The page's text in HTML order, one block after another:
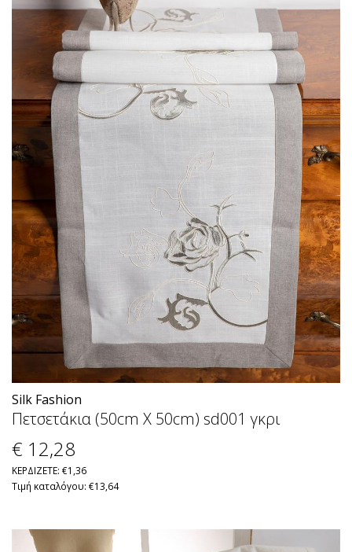
Silk Fashion
Πετσετάκια (50cm X 50cm) sd001 γκρι
€ 12,28
ΚΕΡΔΙΖΕΤΕ: €1,36
Τιμή καταλόγου: €13,64